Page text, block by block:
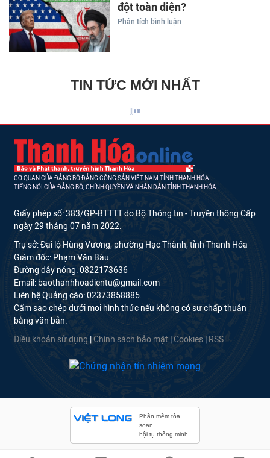
đột toàn diện?
Phân tích bình luận
TIN TỨC MỚI NHẤT
CƠ QUAN CỦA ĐẢNG BỘ ĐẢNG CỘNG SẢN VIỆT NAM TỈNH THANH HÓA
TIẾNG NÓI CỦA ĐẢNG BỘ, CHÍNH QUYỀN VÀ NHÂN DÂN TỈNH THANH HÓA
Giấy phép số: 383/GP-BTTTT do Bộ Thông tin - Truyền thông Cấp
ngày 29 tháng 07 năm 2022.
Trụ sở: Đại lộ Hùng Vương, phường Hạc Thành, tỉnh Thanh Hóa
Giám đốc: Phạm Văn Báu.
Đường dây nóng: 0822173636
Email: baothanhhoadientu@gmail.com
Liên hệ Quảng cáo: 02373858885.
Cấm sao chép dưới mọi hình thức nếu không có sự chấp thuận
bằng văn bản.
Điều khoản sử dụng Chính sách bảo mật Cookies RSS
Phần mềm tòa
soạn
hội tụ thông minh